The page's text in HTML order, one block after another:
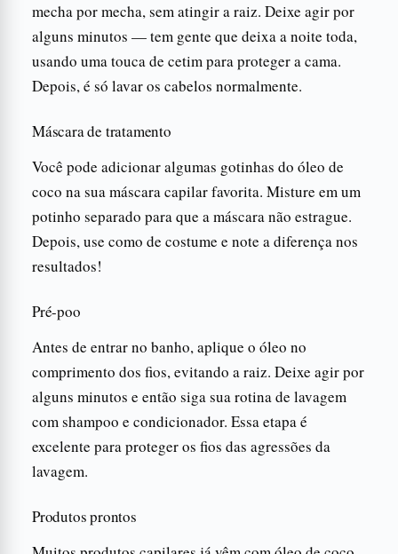
mecha por mecha, sem atingir a raiz. Deixe agir por
alguns minutos — tem gente que deixa a noite toda,
usando uma touca de cetim para proteger a cama.
Depois, é só lavar os cabelos normalmente.
Máscara de tratamento
Você pode adicionar algumas gotinhas do óleo de
coco na sua máscara capilar favorita. Misture em um
potinho separado para que a máscara não estrague.
Depois, use como de costume e note a diferença nos
resultados!
Pré-poo
Antes de entrar no banho, aplique o óleo no
comprimento dos fios, evitando a raiz. Deixe agir por
alguns minutos e então siga sua rotina de lavagem
com shampoo e condicionador. Essa etapa é
excelente para proteger os fios das agressões da
lavagem.
Produtos prontos